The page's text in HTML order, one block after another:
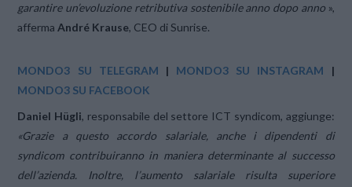
garantire un’evoluzione retributiva sostenibile anno dopo anno»,
afferma André Krause, CEO di Sunrise.
MONDO3 SU TELEGRAM | MONDO3 SU INSTAGRAM |
MONDO3 SU FACEBOOK
Daniel Hügli, responsabile del settore ICT syndicom, aggiunge:
«Grazie a questo accordo salariale, anche i dipendenti di
syndicom contribuiranno in maniera determinante al successo
dell’azienda. Inoltre, l’aumento salariale risulta superiore